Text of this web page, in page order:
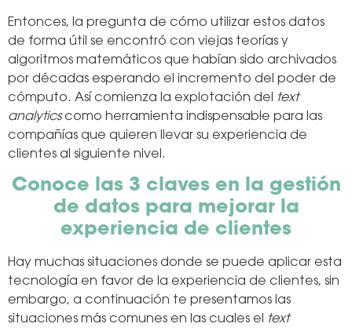
Entonces, la pregunta de cómo utilizar estos datos
de forma útil se encontró con viejas teorías y
algoritmos matemáticos que habían sido archivados
por décadas esperando el incremento del poder de
cómputo. Así comienza la explotación del
text
analyticscomo herramienta indispensable para las
compañías que quieren llevar su experiencia de
clientes al siguiente nivel.
Conoce las 3 claves en la gestión
de datos para mejorar la
experiencia de clientes
Hay muchas situaciones donde se puede aplicar esta
tecnología en favor de la experiencia de clientes, sin
embargo, a continuación te presentamos las
situaciones más comunes en las cuales el
text